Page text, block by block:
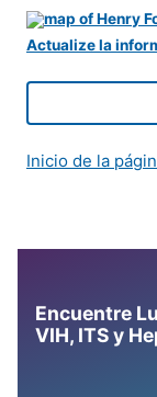
Actualize la
Inicio de la
Encuentre
VIH, ITS y